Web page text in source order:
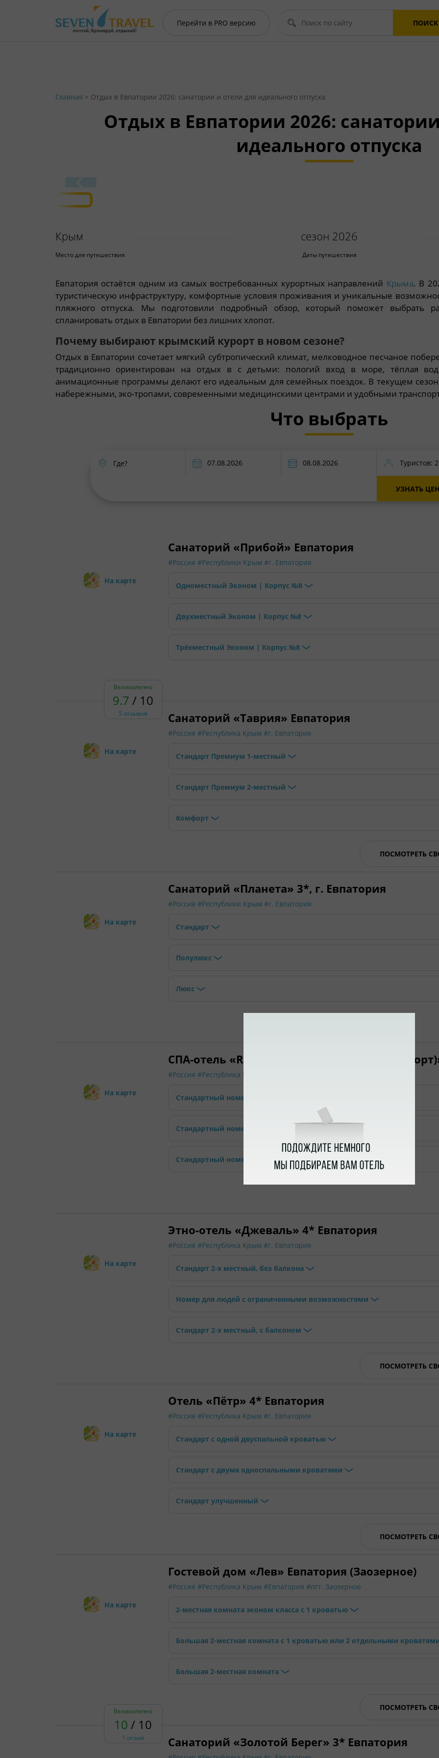
Перейти вPRO версию ПОИСК
Главная > Отдых в Евпатории 2026: санатории и отели для идеального отпуска
Отдых в Евпатории 2026:
идеального отпуска
Крым
Место для путешествия
сезон 2026
Даты путешествия
Евпатория остаётся одним из самых востребованных курортных направлений Крыма. В
туристическую инфраструктуру, комфортные условия проживания и уникальные
пляжного отпуска. Мы подготовили подробный обзор, который поможет выбрать
спланировать отдых в Евпатории без лишних хлопот.
Почему выбирают крымский курорт в новом сезоне?
Отдых в Евпатории сочетает мягкий субтропический климат, мелководное песчаное
традиционно ориентирован на отдых в с детьми: пологий вход в море, тёплая
анимационные программы делают его идеальным для семейных поездок. В текущем
набережными, эко-тропами, современными медицинскими центрами и удобными
Что выбрать
Где? Туристов: 2
УЗНАТЬ
На карте
Санаторий «Прибой» Евпатория
#Россия #Республики Крым #г. Евпатория
Одноместный Эконом | Корпус №8
Двухместный Эконом | Корпус №8
Трёхместный Эконом | Корпус №8
Великолепно
9.7 / 10
5 отзывов
На карте
Санаторий «Таврия» Евпатория
#Россия #Республика Крым #г. Евпатория
Стандарт Премиум 1-местный
Стандарт Премиум 2-местный
Комфорт
ПОСМОТРЕТЬ
На карте
Санаторий «Планета» 3*, г. Евпатория
#Россия #Республики Крым #г. Евпатория
Стандарт
Полулюкс
Люкс
На карте
СПА-отель «Ribera Resort & SPA (Рибера
#Россия #Республика Крым
Стандартный номер
Стандартный номер Эконом
Стандартный номер Твин
На карте
Этно-отель «Джеваль» 4* Евпатория
#Россия #Республика Крым #г. Евпатория
Стандарт 2-х местный, без балкона
Номер для людей с ограниченными возможностями
Стандарт 2-х местный, с балконом
ПОСМОТРЕТЬ
На карте
Отель «Пётр» 4* Евпатория
#Россия #Республика Крым #г. Евпатория
Стандарт с одной двуспальной кроватью
Стандарт с двумя односпальными кроватями
Стандарт улучшенный
ПОСМОТРЕТЬ
На карте
Гостевой дом «Лев» Евпатория (Заозерное)
#Россия #Республика Крым #Евпатория #пгт. Заозерное
2-местная комната эконом класса с 1 кроватью
Большая 2-местная комната с 1 кроватью или 2 отдельными
Большая 2-местная комната
ПОСМОТРЕТЬ
Великолепно
10 / 10
1 отзыв Санаторий «Золотой Берег» 3* Евпатория